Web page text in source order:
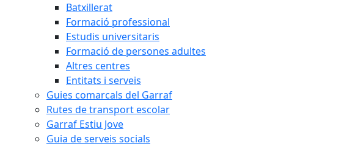
Batxillerat
Formació professional
Estudis universitaris
Formació de persones adultes
Altres centres
Entitats i serveis
Guies comarcals del Garraf
Rutes de transport escolar
Garraf Estiu Jove
Guia de serveis socials